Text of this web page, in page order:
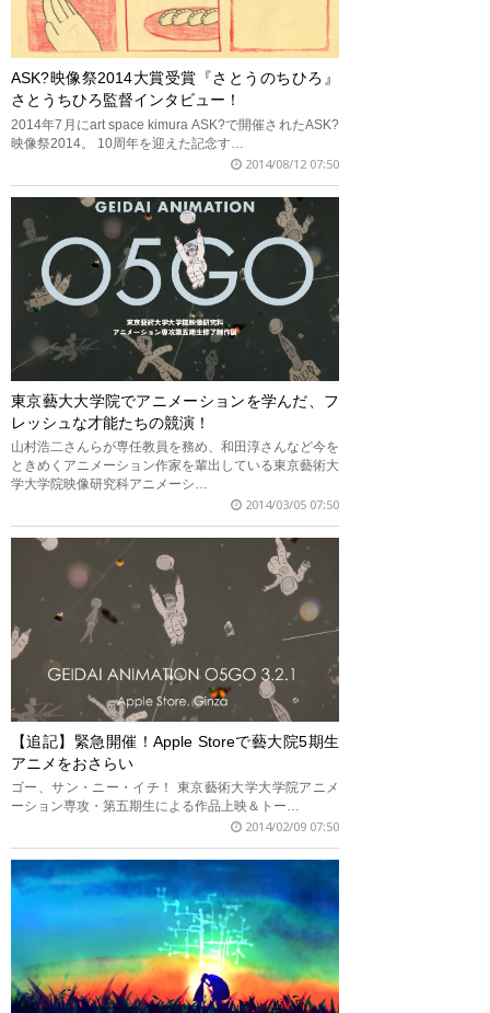
ASK?映像祭2014大賞受賞『さとうのちひろ』
さとうちひろ監督インタビュー！
2014年7月にart space kimura ASK?で開催されたASK?
映像祭2014。 10周年を迎えた記念す…
2014/08/12 07:50
東京藝大大学院でアニメーションを学んだ、フ
レッシュな才能たちの競演！
山村浩二さんらが専任教員を務め、和田淳さんなど今を
ときめくアニメーション作家を輩出している東京藝術大
学大学院映像研究科アニメーシ…
2014/03/05 07:50
【追記】緊急開催！Apple Storeで藝大院5期生
アニメをおさらい
ゴー、サン・ニー・イチ！ 東京藝術大学大学院アニメ
ーション専攻・第五期生による作品上映＆トー…
2014/02/09 07:50